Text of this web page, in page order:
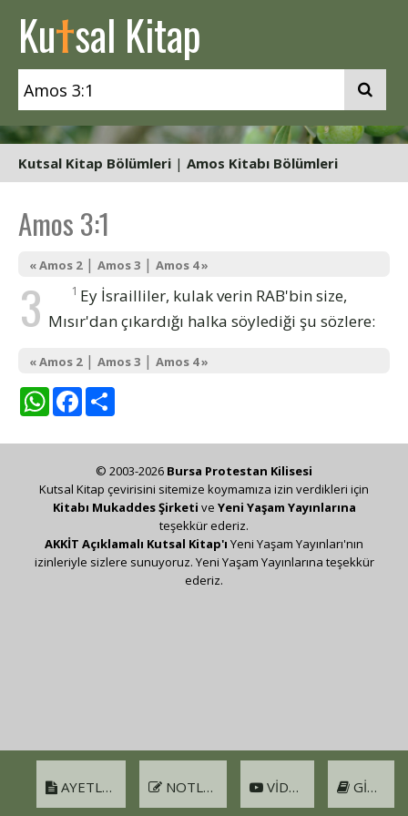
Kutsal Kitap
Kutsal Kitap Bölümleri | Amos Kitabı Bölümleri
Amos 3:1
« Amos 2| Amos 3 | Amos 4 »
3 1 Ey İsrailliler, kulak verin RAB'bin size,
Mısır'dan çıkardığı halka söylediği şu sözlere:
« Amos 2| Amos 3 | Amos 4 »
WhatsAppFacebook
AYETLER NOTLAR VIDEO GIRIŞ
© 2003-2026 Bursa Protestan Kilisesi
Kutsal Kitap çevirisini sitemize koymamıza izin verdikleri için
Kitabı Mukaddes Şirketi ve Yeni Yaşam Yayınlarına
teşekkür ederiz.
AKKİT Açıklamalı Kutsal Kitap'ı Yeni Yaşam Yayınları'nın
izinleriyle sizlere sunuyoruz. Yeni Yaşam Yayınlarına teşekkür
ederiz.